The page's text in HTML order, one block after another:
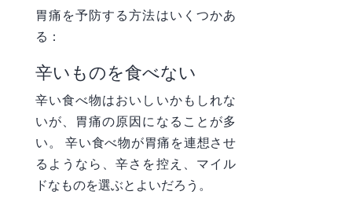
胃痛を予防する方法はいくつかあ
る：
辛いものを食べない
辛い食べ物はおいしいかもしれな
いが、胃痛の原因になることが多
い。 辛い食べ物が胃痛を連想させ
るようなら、辛さを控え、マイル
ドなものを選ぶとよいだろう。